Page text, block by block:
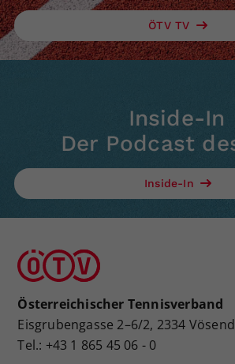
ÖTV TV
Inside-In
Der Podcast
Inside-In
Österreichischer Tennisverband
Eisgrubengasse 2–6/2, 2334
Tel.: +43 1 865 45 06 - 0